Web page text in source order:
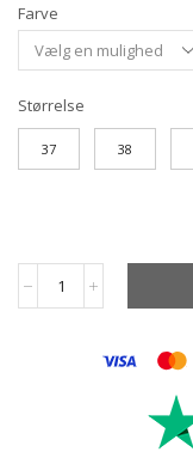
Farve
Størrelse
37 38